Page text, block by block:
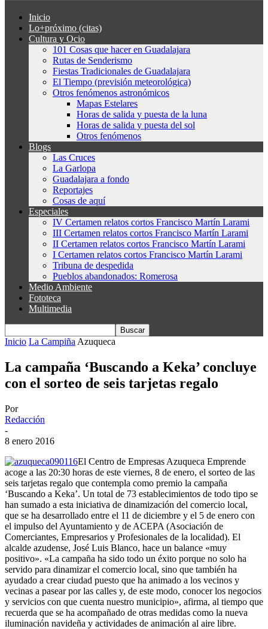
Inicio
Lo+próximo (citas)
Cultura y Ocio
101 Cosas que hacer en Guadalajara
Rutas de Senderismo
Fiestas Tradicionales de Guadalajara
El Tiempo (previsión meteorológica)
Otros fenómenos astronómicos
Mapas Estelares
Horas de salida y puesta de la luna
Horas de salida y puesta del sol
Otros fenómenos
Blogs
Las Cruces
La Garlopa
Guadalajara a fondo
Reportajes
Cosas de aquí
Especiales
IV Certamen relatos cortos Francisco Martín Larami
III Certamen relatos cortos Francisco Martín Larami
II Certamen relatos cortos Francisco Martín Larami
I Certamen relatos cortos Francisco Martín Larami
Tribuna de despedida
Pueblos abandonados: Romerosa
Medio Ambiente
Fototeca
Multimedia
Inicio La Campiña Azuqueca
La campaña ‘Buscando a Keka’ concluye
con el sorteo de seis tarjetas regalo
Por
Redacción
-
8 enero 2016
El Centro de Empresas Azuqueca Emprende
acoge a las 20:30 horas de este viernes, 8 de enero, el sorteo de las
seis tarjetas regalo que contempla como premio la campaña
‘Buscando a Keka’. Un total de 73 establecimientos de todo tipo se
han sumado a esta iniciativa de dinamización del comercio local,
que se ha desarrollado entre el 11 de diciembre y el 5 de enero con
el impulso del Ayuntamiento y de ACEPA (Asociación de
Comerciantes, Empresarios y Profesionales de la localidad). El
alcalde azudense, José Luis Blanco, hace un balance «muy
positivo». «La campaña ha sido todo un éxito porque no solo ha
servido para dinamizar el comercio local, sino que también ha
ayudado a crear ciudad puesto que ha animado a los vecinos y
vecinas a pasear por las calles y, de este modo, conocer los negocios
y servicios con que cuenta nuestro municipio», afirma, al tiempo que
recuerda que se ha acompañado de otras medidas como la nueva
iluminación navideña y actividades de animación al aire libre.